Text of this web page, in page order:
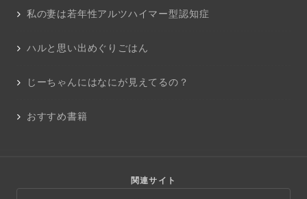
私の妻は若年性アルツハイマー型認知症
ハルと思い出めぐりごはん
じーちゃんにはなにが見えてるの？
おすすめ書籍
関連サイト